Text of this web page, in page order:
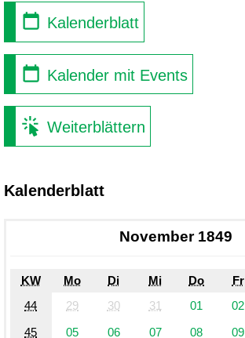
Kalenderblatt
Kalender mit Events
Weiterblättern
Kalenderblatt
November 1849
KW Mo Di Mi Do Fr
44
29 30 31 01 02
45
05 06 07 08 09